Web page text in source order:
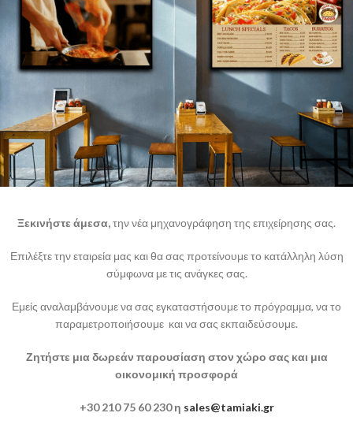
Ξεκινήστε άμεσα,την νέα μηχανογράφηση της επιχείρησης σας.
Επιλέξτε την εταιρεία μας και θα σας προτείνουμε το κατάλληλη λύση
σύμφωνα με τις ανάγκες σας.
Εμείς αναλαμβάνουμε να σας εγκαταστήσουμε το πρόγραμμα, να το
παραμετροποιήσουμε και να σας εκπαιδεύσουμε.
Ζητήστε μια δωρεάν παρουσίαση στον χώρο σας και μια
οικονομική προσφορά
+30 210 75 60 230 η sales@tamiaki.gr